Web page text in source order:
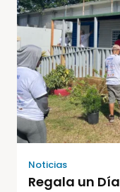
Noticias
Regala un Día